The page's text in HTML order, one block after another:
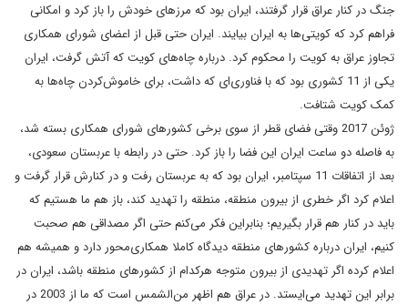
جنگ در کنار عراق قرار گرفتند، ایران بود که مرزهای خودش را باز کرد و امکانی
فراهم کرد که کویتی‌ها به ایران بیایند. ایران حتی قبل از اعضای شورای همکاری
تجاوز عراق به کویت را محکوم کرد. درباره چاه‌های کویت که آتش گرفت، ایران
یکی از 11 کشوری بود که با فناوری‌ای که داشت، برای خاموش‌کردن چاه‌ها به
کمک کویت شتافت.
ژوئن 2017 وقتی فضای قطر از سوی برخی کشورهای شورای همکاری بسته شد،
به فاصله دو ساعت ایران این فضا را باز کرد. حتی در رابطه با عربستان سعودی،
بعد از اتفاقات 11 سپتامبر، ایران بود که به عربستان رفت و در کنارش قرار گرفت و
اعلام کرد اگر خطری از بیرون منطقه، منطقه را تهدید کند، باز هم ما هستیم که
باید در کنار هم قرار بگیریم؛ بنابراین فکر می‌کنم حتی اگر مصداقی هم صحبت
کنیم، ایران درباره کشورهای منطقه دیدگاه کاملا همکاری‌محور دارد و همیشه هم
اعلام کرده اگر تهدیدی از بیرون متوجه هر‌کدام از کشورهای منطقه باشد، ایران در
برابر این تهدید می‌ایستد. در عراق هم اظهر من‌الشمس است که ما از 2003 در